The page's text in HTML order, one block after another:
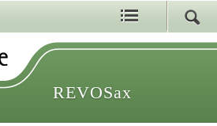
REVOSax